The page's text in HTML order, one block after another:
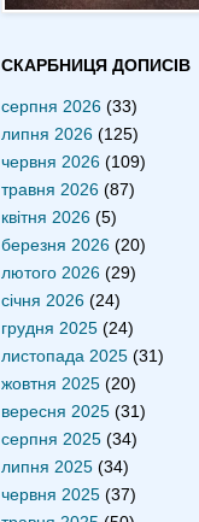
СКАРБНИЦЯ ДОПИСІВ
серпня 2026 (33)
липня 2026 (125)
червня 2026 (109)
травня 2026 (87)
квітня 2026 (5)
березня 2026 (20)
лютого 2026 (29)
січня 2026 (24)
грудня 2025 (24)
листопада 2025 (31)
жовтня 2025 (20)
вересня 2025 (31)
серпня 2025 (34)
липня 2025 (34)
червня 2025 (37)